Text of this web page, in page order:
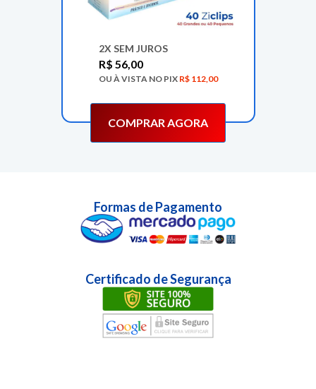
2X SEM JUROS
R$ 56,00
OU À VISTA NO PIX R$112,00
COMPRAR AGORA
Formas de Pagamento
Certificado de Segurança